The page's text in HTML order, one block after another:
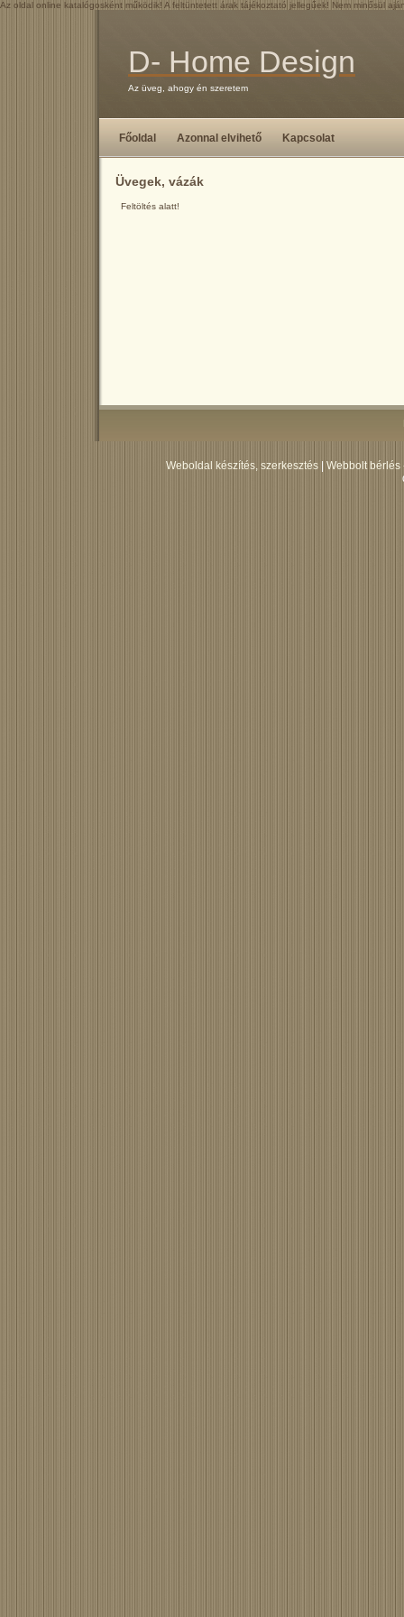
Az oldal online katalógosként működik! A feltüntetett árak tájékoztató jellegűek! Nem minősül
D- Home Design
Az üveg, ahogy én szeretem
Főoldal Azonnal elvihető Kapcsolat
Üvegek, vázák
Feltöltés alatt!
Weboldal készítés, szerkesztés
Webbolt bérlés